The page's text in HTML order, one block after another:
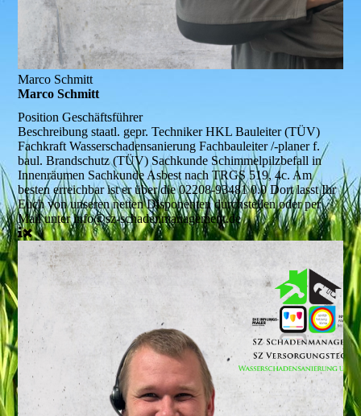
Marco Schmitt
Marco Schmitt
PositionGeschäftsführer
Beschreibungstaatl. gepr. Techniker HKL Bauleiter (TÜV)
Fachkraft Wasserschadensanierung Fachbauleiter /-planer f.
baul. Brandschutz (TÜV) Sachkunde Schimmelpilzbefall in
Innenräumen Sachkunde Asbest nach TRGS 519, 4c. Am
besten erreichbar ist er über die 02208-93481 0.0 Dort lasst Ihr
Euch von unseren netten Disponenten durchstellen oder per
Mail unter info@sz-schadenmanagement.de